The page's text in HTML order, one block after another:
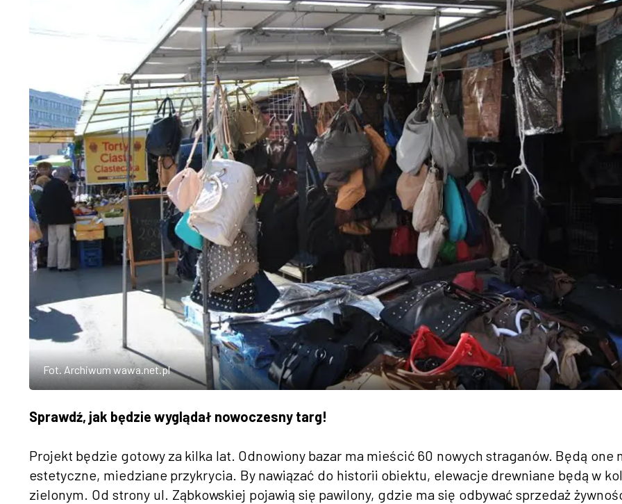
Fot. Archiwum wawa.net.pl
Sprawdź, jak będzie wyglądał nowoczesny targ!
Projekt będzie gotowy za kilka lat. Odnowiony bazar ma mieścić 60 nowych straganów. Będą one
estetyczne, miedziane przykrycia. By nawiązać do historii obiektu, elewacje drewniane będą w
zielonym. Od strony ul. Ząbkowskiej pojawią się pawilony, gdzie ma się odbywać sprzedaż